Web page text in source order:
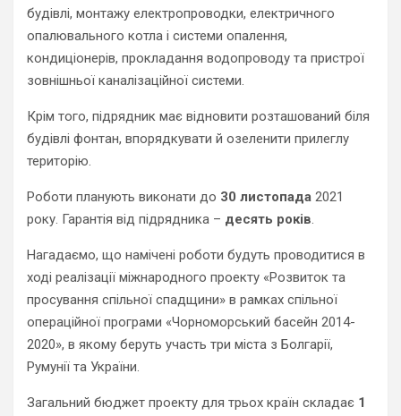
будівлі, монтажу електропроводки, електричного
опалювального котла і системи опалення,
кондиціонерів, прокладання водопроводу та пристрої
зовнішньої каналізаційної системи.
Крім того, підрядник має відновити розташований біля
будівлі фонтан, впорядкувати й озеленити прилеглу
територію.
Роботи планують виконати до 30 листопада 2021
року. Гарантія від підрядника – десять років.
Нагадаємо, що намічені роботи будуть проводитися в
ході реалізації міжнародного проекту «Розвиток та
просування спільної спадщини» в рамках спільної
операційної програми «Чорноморський басейн 2014-
2020», в якому беруть участь три міста з Болгарії,
Румунії та України.
Загальний бюджет проекту для трьох країн складає 1